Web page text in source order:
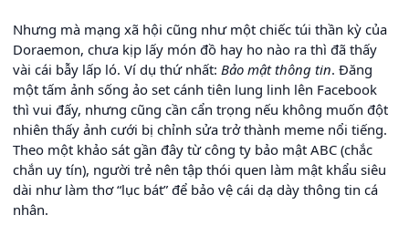
Nhưng mà mạng xã hội cũng như một chiếc túi thần kỳ của
Doraemon, chưa kịp lấy món đồ hay ho nào ra thì đã thấy
vài cái bẫy lấp ló. Ví dụ thứ nhất: Bảo mật thông tin. Đăng
một tấm ảnh sống ảo set cánh tiên lung linh lên Facebook
thì vui đấy, nhưng cũng cần cẩn trọng nếu không muốn đột
nhiên thấy ảnh cưới bị chỉnh sửa trở thành meme nổi tiếng.
Theo một khảo sát gần đây từ công ty bảo mật ABC (chắc
chắn uy tín), người trẻ nên tập thói quen làm mật khẩu siêu
dài như làm thơ “lục bát” để bảo vệ cái dạ dày thông tin cá
nhân.